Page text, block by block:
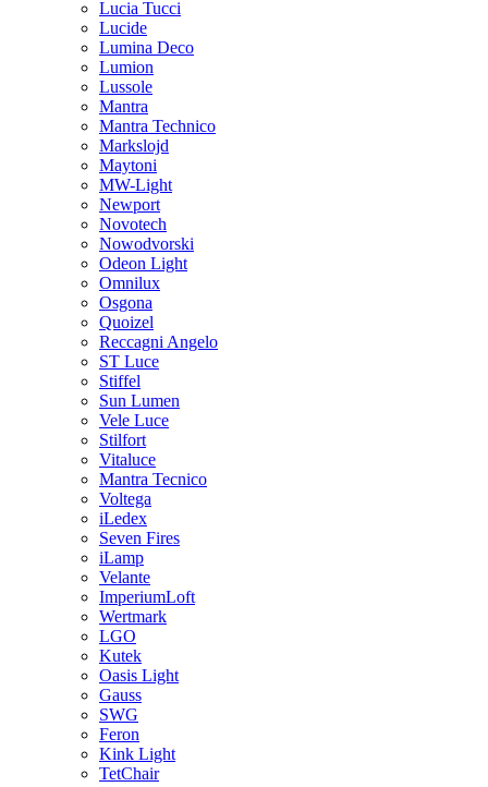
Lucia Tucci
Lucide
Lumina Deco
Lumion
Lussole
Mantra
Mantra Technico
Markslojd
Maytoni
MW-Light
Newport
Novotech
Nowodvorski
Odeon Light
Omnilux
Osgona
Quoizel
Reccagni Angelo
ST Luce
Stiffel
Sun Lumen
Vele Luce
Stilfort
Vitaluce
Mantra Tecnico
Voltega
iLedex
Seven Fires
iLamp
Velante
ImperiumLoft
Wertmark
LGO
Kutek
Oasis Light
Gauss
SWG
Feron
Kink Light
TetСhair